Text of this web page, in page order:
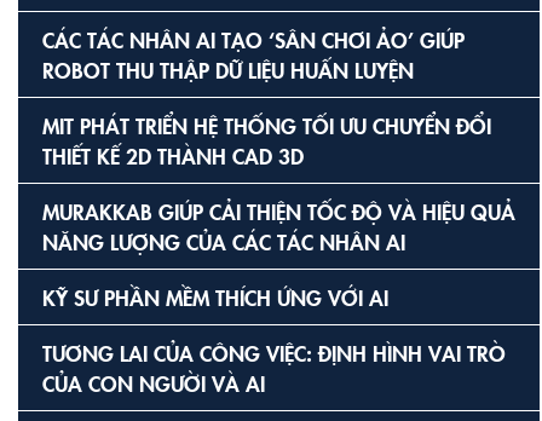
CÁC TÁC NHÂN AI TẠO ‘SÂN CHƠI ẢO’ GIÚP
ROBOT THU THẬP DỮ LIỆU HUẤN LUYỆN
MIT PHÁT TRIỂN HỆ THỐNG TỐI ƯU CHUYỂN ĐỔI
THIẾT KẾ 2D THÀNH CAD 3D
MURAKKAB GIÚP CẢI THIỆN TỐC ĐỘ VÀ HIỆU QUẢ
NĂNG LƯỢNG CỦA CÁC TÁC NHÂN AI
KỸ SƯ PHẦN MỀM THÍCH ỨNG VỚI AI
TƯƠNG LAI CỦA CÔNG VIỆC: ĐỊNH HÌNH VAI TRÒ
CỦA CON NGƯỜI VÀ AI